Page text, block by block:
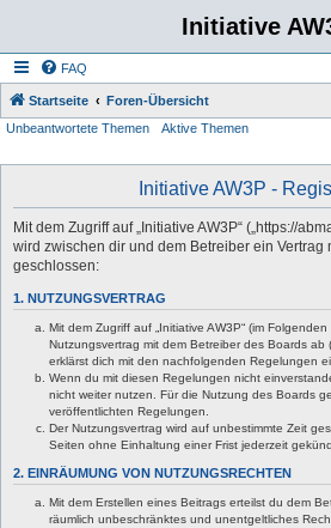
Initiative
FAQ
Startseite Foren-Übersicht
Unbeantwortete Themen
Aktive Themen
Initiative AW3P -
Mit dem Zugriff auf „Initiative AW3P“ („https://
wird zwischen dir und dem Betreiber ein
geschlossen:
1. NUTZUNGSVERTRAG
Mit dem Zugriff auf „Initiative AW3P“ (im
Nutzungsvertrag mit dem Betreiber des Boards ab
erklärst dich mit den nachfolgenden Regelungen
Wenn du mit diesen Regelungen nicht
nicht weiter nutzen. Für die Nutzung des Boards
veröffentlichten Regelungen.
Der Nutzungsvertrag wird auf unbestimmte Zeit
Seiten ohne Einhaltung einer Frist jederzeit
2. EINRÄUMUNG VON NUTZUNGSRECHTEN
Mit dem Erstellen eines Beitrags erteilst du dem
räumlich unbeschränktes und unentgeltliches